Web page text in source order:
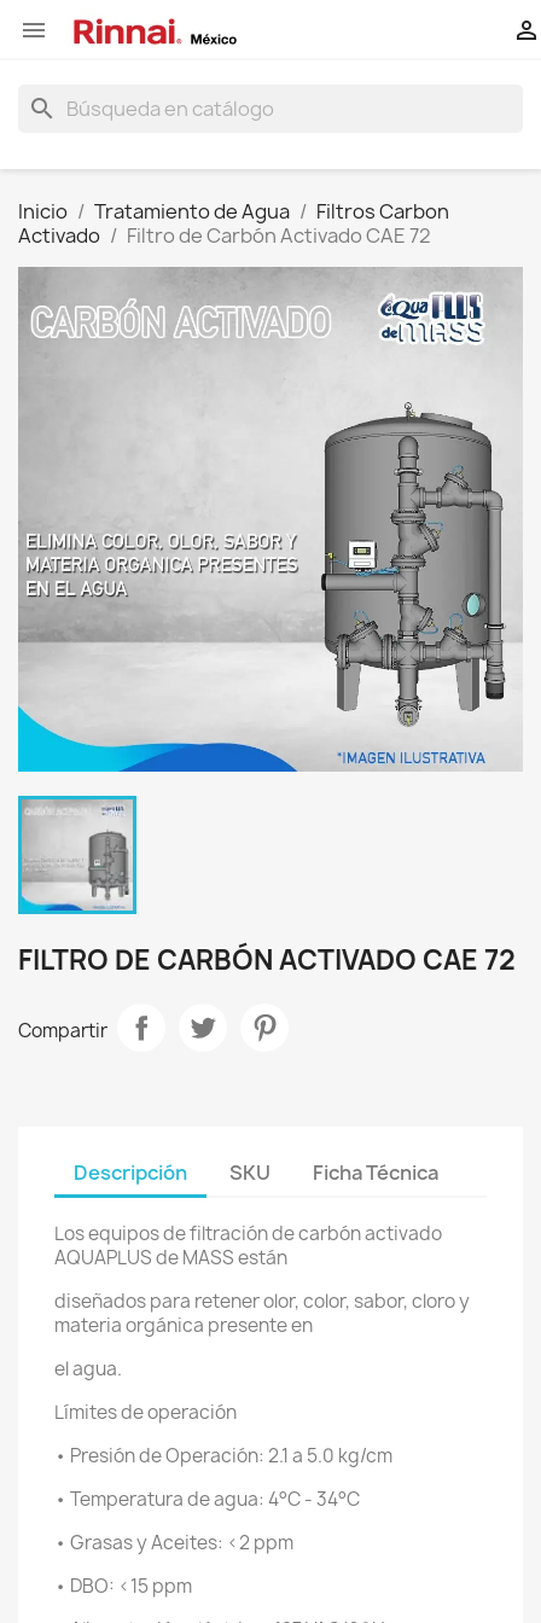
 
search
Inicio Tratamiento de Agua
Filtros Carbon
Activado
Filtro de Carbón Activado CAE 72
FILTRO DE CARBÓN ACTIVADO CAE 72
Compartir
Descripción SKU Ficha Técnica
Los equipos de filtración de carbón activado
AQUAPLUS de MASS están
diseñados para retener olor, color, sabor, cloro y
materia orgánica presente en
el agua.
Límites de operación
• Presión de Operación: 2.1 a 5.0 kg/cm
• Temperatura de agua: 4°C - 34°C
• Grasas y Aceites: <2 ppm
• DBO: <15 ppm